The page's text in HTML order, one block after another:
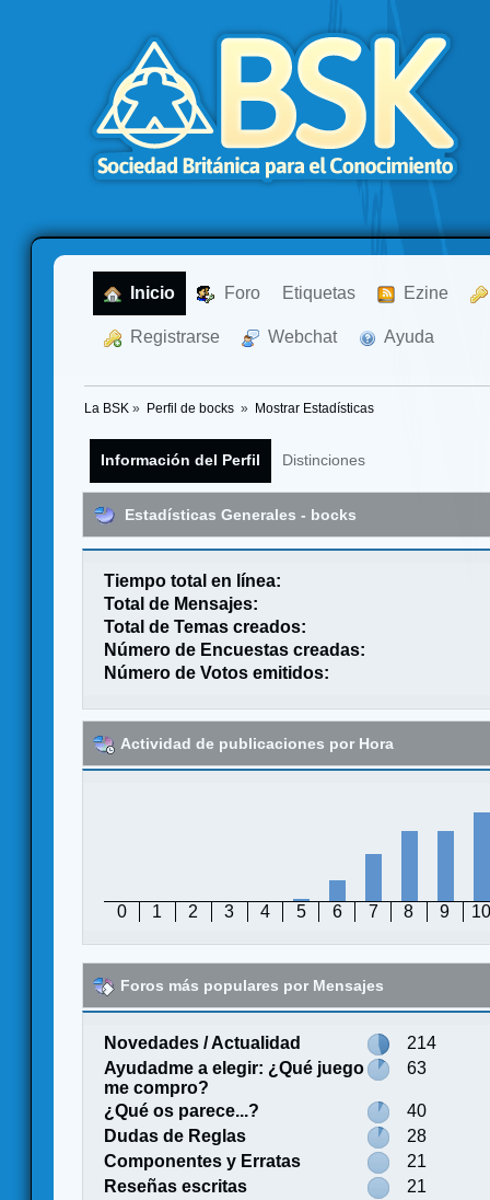
Inicio Foro Etiquetas Ezine
Registrarse Webchat Ayuda
La BSK » Perfil de bocks » Mostrar Estadísticas
Información del Perfil Distinciones
Estadísticas Generales - bocks
Tiempo total en línea:
Total de Mensajes:
Total de Temas creados:
Número de Encuestas creadas:
Número de Votos emitidos:
Actividad de publicaciones por Hora
0 1 2 3 4 5 6 7 8 9 10
Foros más populares por Mensajes
Novedades / Actualidad
214
Ayudadme a elegir: ¿Qué juego
me compro?
63
¿Qué os parece...?
40
Dudas de Reglas
28
Componentes y Erratas
21
Reseñas escritas
21